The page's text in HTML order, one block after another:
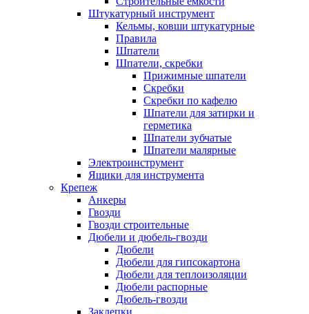
Штукатурный инструмент
Кельмы, ковши штукатурные
Правила
Шпатели
Шпатели, скребки
Прижимные шпатели
Скребки
Скребки по кафелю
Шпатели для затирки и
герметика
Шпатели зубчатые
Шпатели малярные
Электроинструмент
Ящики для инструмента
Крепеж
Анкеры
Гвозди
Гвозди строительные
Дюбели и дюбель-гвозди
Дюбели
Дюбели для гипсокартона
Дюбели для теплоизоляции
Дюбели распорные
Дюбель-гвозди
Заклепки